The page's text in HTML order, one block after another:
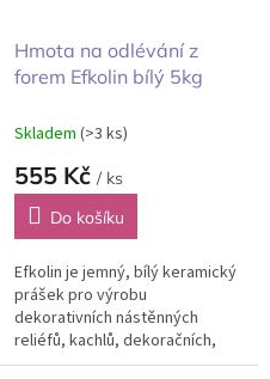
Hmota na odlévání z
forem Efkolin bílý 5kg
Skladem (>3 ks)
555 Kč / ks
Do košíku
Efkolin je jemný, bílý keramický
prášek pro výrobu
dekorativních nástěnných
reliéfů, kachlů, dekoračních,
užitných předmětů, sošek i